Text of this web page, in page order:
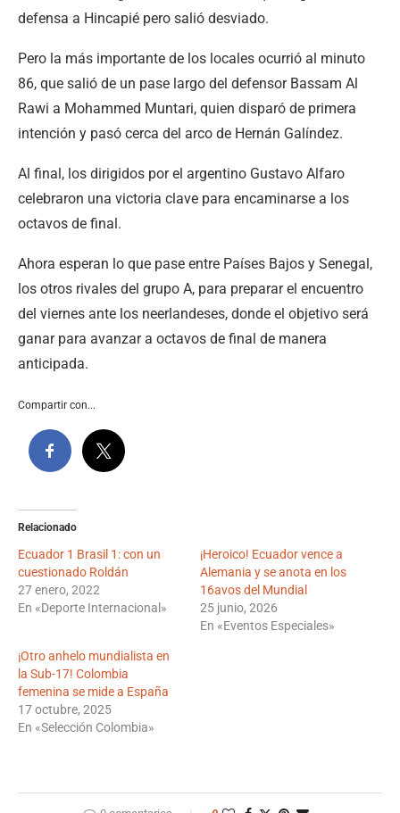
defensa a Hincapié pero salió desviado.
Pero la más importante de los locales ocurrió al minuto
86, que salió de un pase largo del defensor Bassam Al
Rawi a Mohammed Muntari, quien disparó de primera
intención y pasó cerca del arco de Hernán Galíndez.
Al final, los dirigidos por el argentino Gustavo Alfaro
celebraron una victoria clave para encaminarse a los
octavos de final.
Ahora esperan lo que pase entre Países Bajos y Senegal,
los otros rivales del grupo A, para preparar el encuentro
del viernes ante los neerlandeses, donde el objetivo será
ganar para avanzar a octavos de final de manera
anticipada.
Compartir con...
Relacionado
Ecuador 1 Brasil 1: con un
cuestionado Roldán
27 enero, 2022
En «Deporte Internacional»
¡Heroico! Ecuador vence a
Alemania y se anota en los
16avos del Mundial
25 junio, 2026
En «Eventos Especiales»
¡Otro anhelo mundialista en
la Sub-17! Colombia
femenina se mide a España
17 octubre, 2025
En «Selección Colombia»